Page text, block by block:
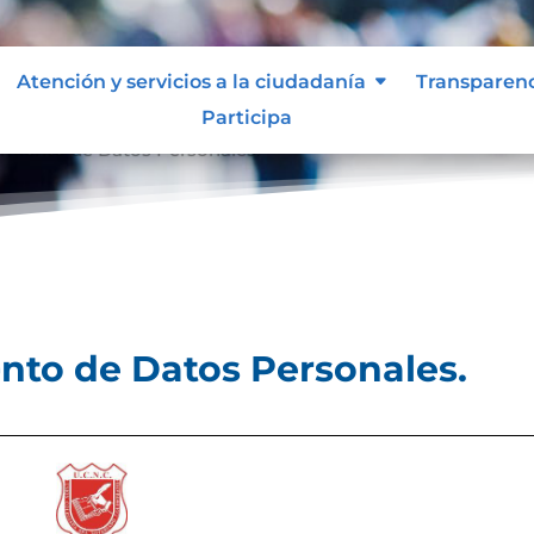
Atención y servicios a la ciudadanía
Participa
de Datos Personales.
de Datos Personales.